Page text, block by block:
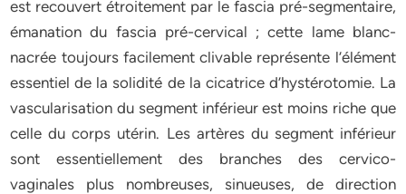
est recouvert étroitement par le fascia pré-segmentaire,
émanation du fascia pré-cervical ; cette lame blanc-
nacrée toujours facilement clivable représente l’élément
essentiel de la solidité de la cicatrice d’hystérotomie. La
vascularisation du segment inférieur est moins riche que
celle du corps utérin. Les artères du segment inférieur
sont essentiellement des branches des cervico-
vaginales plus nombreuses, sinueuses, de direction